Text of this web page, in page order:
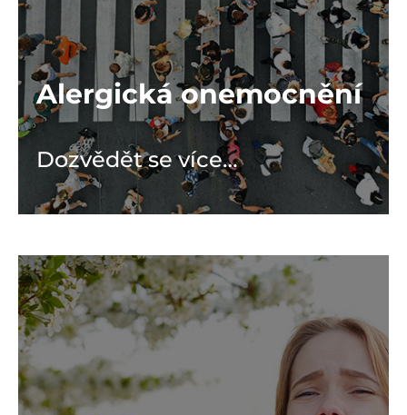
Alergická onemocnění
Dozvědět se více…